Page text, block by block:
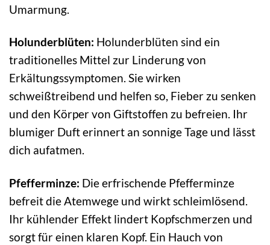
Umarmung.
Holunderblüten: Holunderblüten sind ein
traditionelles Mittel zur Linderung von
Erkältungssymptomen. Sie wirken
schweißtreibend und helfen so, Fieber zu senken
und den Körper von Giftstoffen zu befreien. Ihr
blumiger Duft erinnert an sonnige Tage und lässt
dich aufatmen.
Pfefferminze: Die erfrischende Pfefferminze
befreit die Atemwege und wirkt schleimlösend.
Ihr kühlender Effekt lindert Kopfschmerzen und
sorgt für einen klaren Kopf. Ein Hauch von